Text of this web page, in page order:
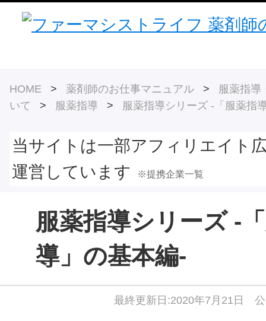
HOME > 薬剤師のお仕事マニュアル > 服薬指導
いて > 服薬指導 > 服薬指導シリーズ ‐「服薬指
当サイトは一部アフィリエイト
運営しています
※提携企業一覧
服薬指導シリーズ ‐
導」の基本編‐
最終更新日:2020年7月21日